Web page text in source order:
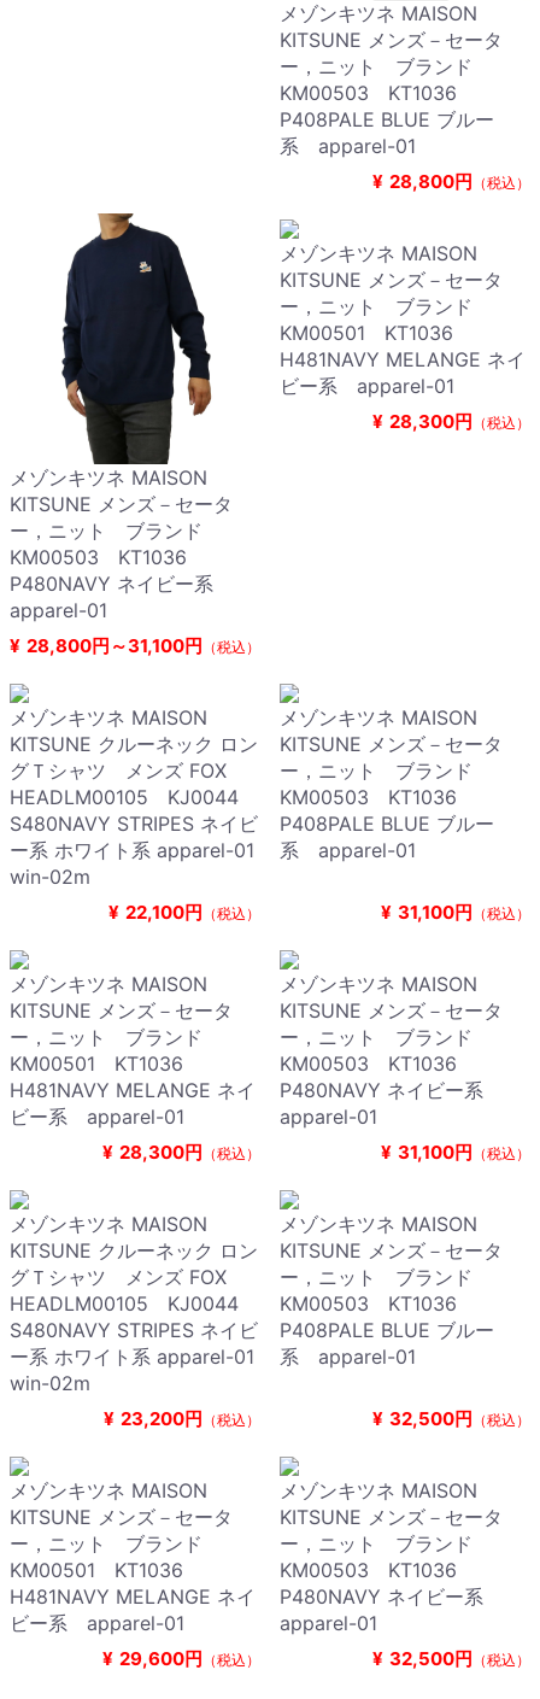
メゾンキツネ MAISON
KITSUNE メンズ－セータ
ー，ニット ブランド
KM00503 KT1036
P408PALE BLUE ブルー
系 apparel-01
¥ 28,800円 （税込）
メゾンキツネ MAISON
KITSUNE メンズ－セータ
ー，ニット ブランド
KM00503 KT1036
P480NAVY ネイビー系
apparel-01
¥ 28,800円～31,100円 （税込）
メゾンキツネ MAISON
KITSUNE メンズ－セータ
ー，ニット ブランド
KM00501 KT1036
H481NAVY MELANGE ネイ
ビー系 apparel-01
¥ 28,300円 （税込）
メゾンキツネ MAISON
KITSUNE クルーネック ロン
グＴシャツ メンズ FOX
HEADLM00105 KJ0044
S480NAVY STRIPES ネイビ
ー系 ホワイト系 apparel-01
win-02m
¥ 22,100円 （税込）
メゾンキツネ MAISON
KITSUNE メンズ－セータ
ー，ニット ブランド
KM00503 KT1036
P408PALE BLUE ブルー
系 apparel-01
¥ 31,100円 （税込）
メゾンキツネ MAISON
KITSUNE メンズ－セータ
ー，ニット ブランド
KM00501 KT1036
H481NAVY MELANGE ネイ
ビー系 apparel-01
¥ 28,300円 （税込）
メゾンキツネ MAISON
KITSUNE メンズ－セータ
ー，ニット ブランド
KM00503 KT1036
P480NAVY ネイビー系
apparel-01
¥ 31,100円 （税込）
メゾンキツネ MAISON
KITSUNE クルーネック ロン
グＴシャツ メンズ FOX
HEADLM00105 KJ0044
S480NAVY STRIPES ネイビ
ー系 ホワイト系 apparel-01
win-02m
¥ 23,200円 （税込）
メゾンキツネ MAISON
KITSUNE メンズ－セータ
ー，ニット ブランド
KM00503 KT1036
P408PALE BLUE ブルー
系 apparel-01
¥ 32,500円 （税込）
メゾンキツネ MAISON
KITSUNE メンズ－セータ
ー，ニット ブランド
KM00501 KT1036
H481NAVY MELANGE ネイ
ビー系 apparel-01
¥ 29,600円 （税込）
メゾンキツネ MAISON
KITSUNE メンズ－セータ
ー，ニット ブランド
KM00503 KT1036
P480NAVY ネイビー系
apparel-01
¥ 32,500円 （税込）